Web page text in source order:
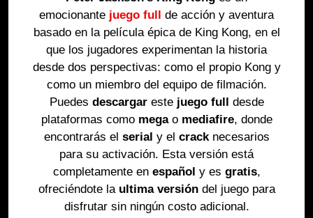
emocionante juego full
de acción y aventura
basado en la película épica de King Kong, en el
que los jugadores experimentan la historia
desde dos perspectivas: como el propio Kong y
como un miembro del equipo de filmación.
Puedes descargareste juego full
desde
plataformas como megao mediafire, donde
encontrarás el serial y el cracknecesarios
para su activación. Esta versión está
completamente en español y es gratis,
ofreciéndote la ultima versióndel juego para
disfrutar sin ningún costo adicional.